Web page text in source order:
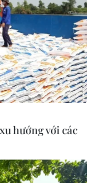
hướng với các